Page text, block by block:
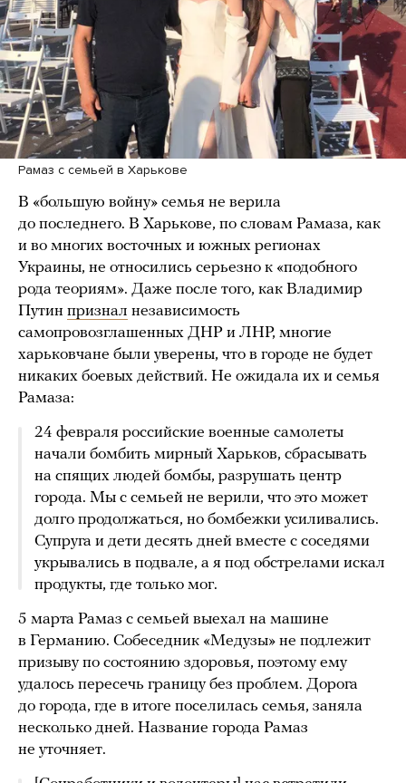
Рамаз с семьей в Харькове
В «большую войну» семья не верила
до последнего. В Харькове, по словам Рамаза, как
и во многих восточных и южных регионах
Украины, не относились серьезно к «подобного
рода теориям». Даже после того, как Владимир
Путин признал независимость
самопровозглашенных ДНР и ЛНР, многие
харьковчане были уверены, что в городе не будет
никаких боевых действий. Не ожидала их и семья
Рамаза:
24 февраля российские военные самолеты
начали бомбить мирный Харьков, сбрасывать
на спящих людей бомбы, разрушать центр
города. Мы с семьей не верили, что это может
долго продолжаться, но бомбежки усиливались.
Супруга и дети десять дней вместе с соседями
укрывались в подвале, а я под обстрелами искал
продукты, где только мог.
5 марта Рамаз с семьей выехал на машине
в Германию. Собеседник «Медузы» не подлежит
призыву по состоянию здоровья, поэтому ему
удалось пересечь границу без проблем. Дорога
до города, где в итоге поселилась семья, заняла
несколько дней. Название города Рамаз
не уточняет.